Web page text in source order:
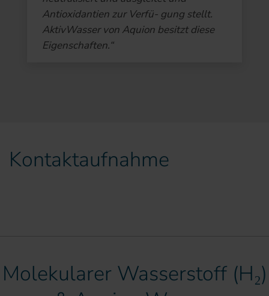
Antioxidantien zur Verfü- gung stellt.
AktivWasser von Aquion besitzt diese
Eigenschaften.“
Kontaktaufnahme
Molekularer Wasserstoff (H₂)